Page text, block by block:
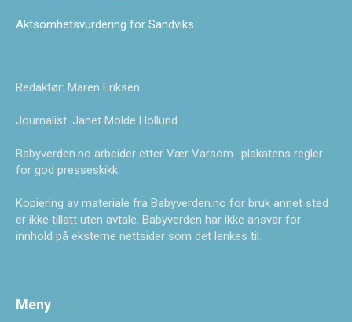
Aktsomhetsvurdering for Sandviks.
Redaktør: Maren Eriksen
Journalist: Janet Molde Hollund
Babyverden.no arbeider etter Vær Varsom- plakatens regler
for god presseskikk.
Kopiering av materiale fra Babyverden.no for bruk annet sted
er ikke tillatt uten avtale. Babyverden har ikke ansvar for
innhold på eksterne nettsider som det lenkes til.
Meny